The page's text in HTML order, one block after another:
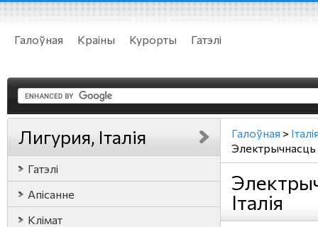
Галоўная Краіны Курорты Гатэлі
Лигурия, Італія
Гатэлі
Апісанне
Клімат
Галоўная >
Электрычнасць
Італія